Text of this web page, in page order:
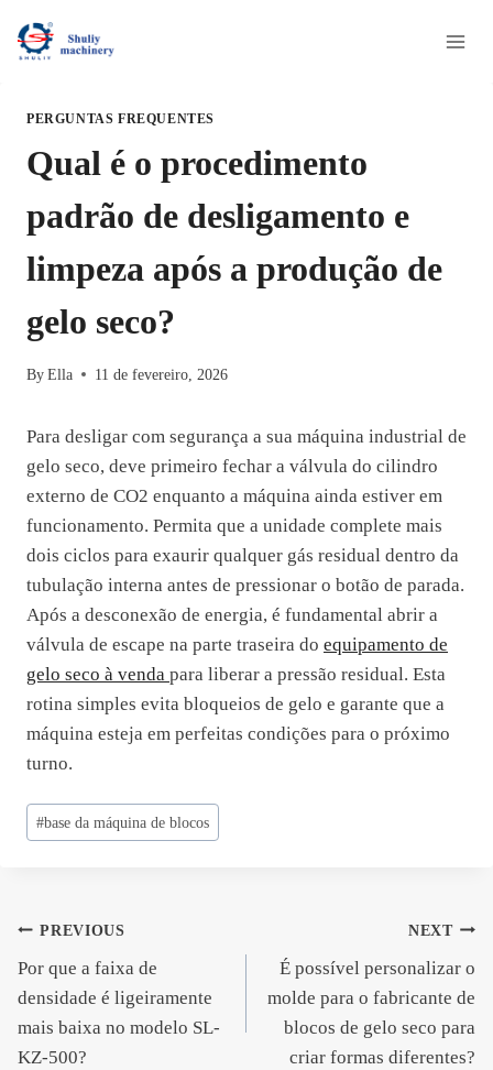
PERGUNTAS FREQUENTES
Qual é o procedimento
padrão de desligamento e
limpeza após a produção de
gelo seco?
By Ella 11 de fevereiro, 2026
Para desligar com segurança a sua máquina industrial de
gelo seco, deve primeiro fechar a válvula do cilindro
externo de CO2 enquanto a máquina ainda estiver em
funcionamento. Permita que a unidade complete mais
dois ciclos para exaurir qualquer gás residual dentro da
tubulação interna antes de pressionar o botão de parada.
Após a desconexão de energia, é fundamental abrir a
válvula de escape na parte traseira do equipamento de
gelo seco à venda para liberar a pressão residual. Esta
rotina simples evita bloqueios de gelo e garante que a
máquina esteja em perfeitas condições para o próximo
turno.
Post
Tags:
#base da máquina de blocos
Navegação
de
artigos
PREVIOUS
Por que a faixa de
densidade é ligeiramente
mais baixa no modelo SL-
KZ-500?
NEXT
É possível personalizar o
molde para o fabricante de
blocos de gelo seco para
criar formas diferentes?